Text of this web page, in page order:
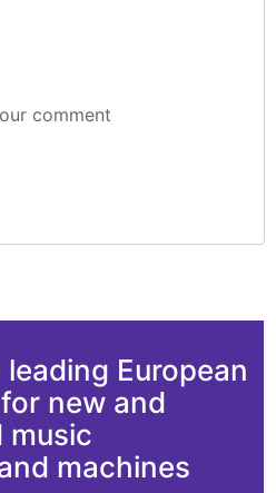
comment
European
new and
music
machines